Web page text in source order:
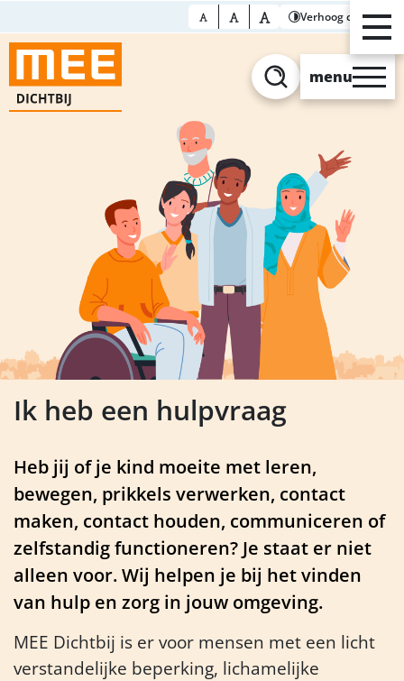
Verhoog contrast
Zoeken
menu
Ik heb een hulpvraag
Heb jij of je kind moeite met leren,
bewegen, prikkels verwerken, contact
maken, contact houden, communiceren of
zelfstandig functioneren? Je staat er niet
alleen voor. Wij helpen je bij het vinden
van hulp en zorg in jouw omgeving.
MEE Dichtbij is er voor mensen met een licht
verstandelijke beperking, lichamelijke